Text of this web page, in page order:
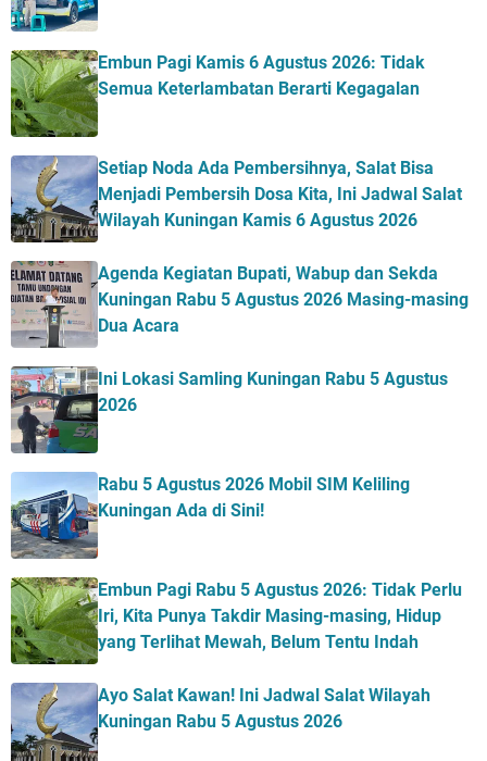
Embun Pagi Kamis 6 Agustus 2026: Tidak
Semua Keterlambatan Berarti Kegagalan
Setiap Noda Ada Pembersihnya, Salat Bisa
Menjadi Pembersih Dosa Kita, Ini Jadwal Salat
Wilayah Kuningan Kamis 6 Agustus 2026
Agenda Kegiatan Bupati, Wabup dan Sekda
Kuningan Rabu 5 Agustus 2026 Masing-masing
Dua Acara
Ini Lokasi Samling Kuningan Rabu 5 Agustus
2026
Rabu 5 Agustus 2026 Mobil SIM Keliling
Kuningan Ada di Sini!
Embun Pagi Rabu 5 Agustus 2026: Tidak Perlu
Iri, Kita Punya Takdir Masing-masing, Hidup
yang Terlihat Mewah, Belum Tentu Indah
Ayo Salat Kawan! Ini Jadwal Salat Wilayah
Kuningan Rabu 5 Agustus 2026